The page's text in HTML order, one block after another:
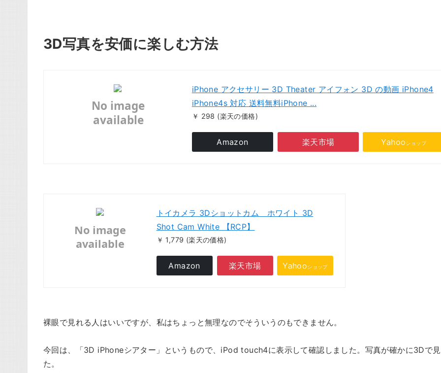
3D写真を安価に楽しむ方法
iPhone アクセサリー 3D Theater アイフォン 3D の動画 iPhone4
iPhone4s 対応 送料無料iPhone ...
￥ 298 (楽天の価格)
Amazon 楽天市場 Yahooショップ
トイカメラ 3Dショットカム ホワイト 3D
Shot Cam White 【RCP】
￥ 1,779 (楽天の価格)
Amazon 楽天市場 Yahooショップ
裸眼で見れる人はいいですが、私はちょっと無理なのでそういうのもできません。
今回は、「3D iPhoneシアター」というもので、iPod touch4に表示して確認しました。写真が確かに3Dで
た。